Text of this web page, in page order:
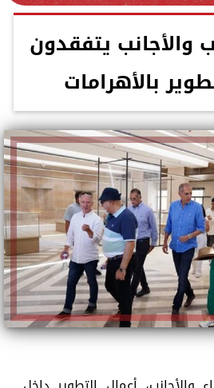
والأجانب يتفقدون
بالأهرامات